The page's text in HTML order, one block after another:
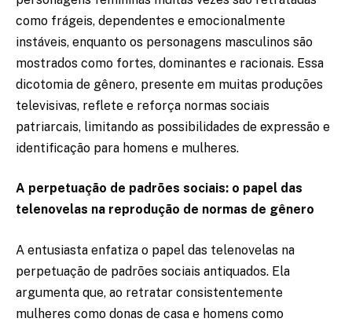
como frágeis, dependentes e emocionalmente
instáveis, enquanto os personagens masculinos são
mostrados como fortes, dominantes e racionais. Essa
dicotomia de gênero, presente em muitas produções
televisivas, reflete e reforça normas sociais
patriarcais, limitando as possibilidades de expressão e
identificação para homens e mulheres.
A perpetuação de padrões sociais: o papel das
telenovelas na reprodução de normas de gênero
A entusiasta enfatiza o papel das telenovelas na
perpetuação de padrões sociais antiquados. Ela
argumenta que, ao retratar consistentemente
mulheres como donas de casa e homens como